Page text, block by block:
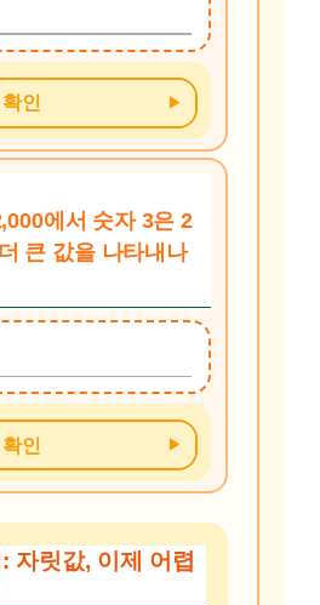
인
에서 숫자 3은 2
큰 값을 나타내나
인
자릿값, 이제 어렵